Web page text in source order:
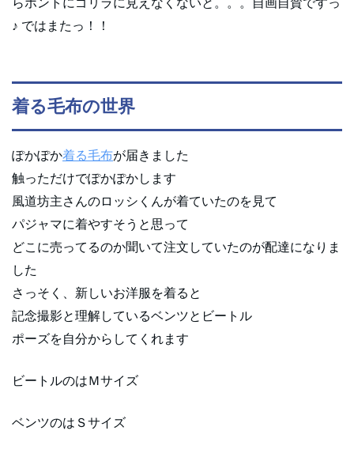
らホントにゴリラに見えなくないと。。。自画自賛ですっ
♪ ではまたっ！！
着る毛布の世界
ぽかぽか着る毛布が届きました
触っただけでぽかぽかします
風道坊主さんのロッシくんが着ていたのを見て
パジャマに着やすそうと思って
どこに売ってるのか聞いて注文していたのが配達になりま
した
さっそく、新しいお洋服を着ると
記念撮影と理解しているベンツとビートル
ポーズを自分からしてくれます
ビートルのはＭサイズ
ベンツのはＳサイズ